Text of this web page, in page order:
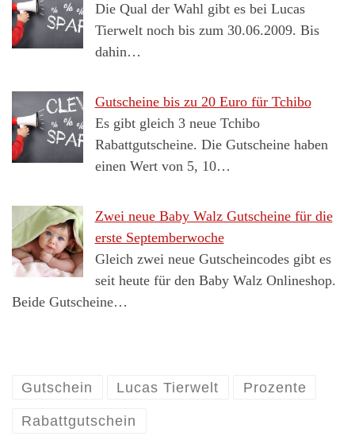
Die Qual der Wahl gibt es bei Lucas
Tierwelt noch bis zum 30.06.2009. Bis
dahin…
Gutscheine bis zu 20 Euro für Tchibo
Es gibt gleich 3 neue Tchibo
Rabattgutscheine. Die Gutscheine haben
einen Wert von 5, 10…
Zwei neue Baby Walz Gutscheine für die
erste Septemberwoche
Gleich zwei neue Gutscheincodes gibt es
seit heute für den Baby Walz Onlineshop.
Beide Gutscheine…
Gutschein Lucas Tierwelt Prozente
Rabattgutschein